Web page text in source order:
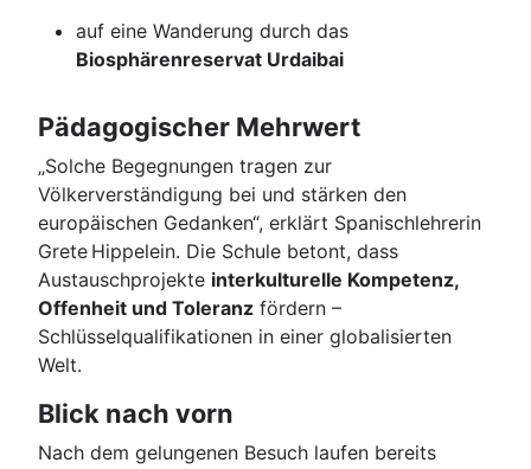
auf eine Wanderung durch das
Biosphärenreservat Urdaibai
Pädagogischer Mehrwert
„Solche Begegnungen tragen zur
Völkerverständigung bei und stärken den
europäischen Gedanken“, erklärt Spanischlehrerin
Grete Hippelein. Die Schule betont, dass
Austauschprojekte interkulturelle Kompetenz,
Offenheit und Toleranz fördern –
Schlüsselqualifikationen in einer globalisierten
Welt.
Blick nach vorn
Nach dem gelungenen Besuch laufen bereits